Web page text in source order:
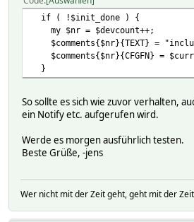
if ( !$init_done ) {
my $nr = $devcount++;
$comments{$nr}{TEXT} =
$comments{$nr}{CFGFN} =
}
So sollte es sich wie zuvor verhalten,
ein Notify etc. aufgerufen wird.
Werde es morgen ausführlich testen.
Beste Grüße, -jens
Wer nicht mit der Zeit geht, geht mit der Zeit